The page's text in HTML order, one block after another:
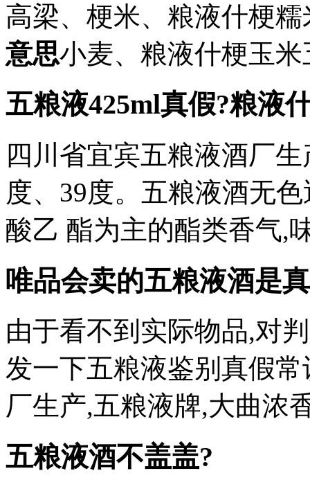
高梁、梗米、粮液什梗
意思小麦、粮液什梗玉米
五粮液425ml真假?粮液
四川省宜宾五粮液酒厂
度、39度。五粮液酒无
酸乙 酯为主的酯类香气,
唯品会卖的五粮液酒是
由于看不到实际物品,对
发一下五粮液鉴别真假
厂生产,五粮液牌,大曲浓
五粮液酒不盖盖?